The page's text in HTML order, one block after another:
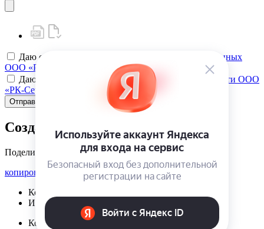
Даю своё
согласие на обработку персональных данных
ООО «РК-Сервис»
Даю своё
согласие на политику конфиденциальности ООО
«РК-Сервис»
Отправить
Создать карту клиента
Поделиться
копировать ссылку
Корзина | {{ cart.items.value.length }}
Избранное | {{ initData.favoriteProducts.length }}
Корзина | {{ cart.items.value.length }}